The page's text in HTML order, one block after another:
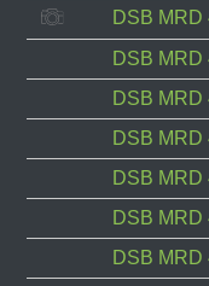
DSB MRD
DSB MRD
DSB MRD
DSB MRD
DSB MRD
DSB MRD
DSB MRD